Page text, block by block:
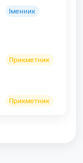
Іменник
Прикметник
Прикметник